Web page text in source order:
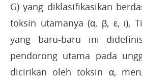
G) yang diklasifikasikan
toksin utamanya (α, β, ε, ι),
yang baru-baru ini
pendorong utama pada
dicirikan oleh toksin α,